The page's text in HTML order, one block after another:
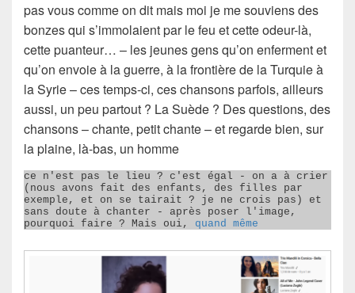
pas vous comme on dit mais moi je me souviens des
bonzes qui s’immolaient par le feu et cette odeur-là,
cette puanteur… – les jeunes gens qu’on enferment et
qu’on envoie à la guerre, à la frontière de la Turquie à
la Syrie – ces temps-ci, ces chansons parfois, ailleurs
aussi, un peu partout ? La Suède ? Des questions, des
chansons – chante, petit chante – et regarde bien, sur
la plaine, là-bas, un homme
ce n'est pas le lieu ? c'est égal - on a à crier
(nous avons fait des enfants, des filles par
exemple, et on se tairait ? je ne crois pas) et
sans doute à chanter - après poser l'image,
pourquoi faire ? Mais oui, quand même